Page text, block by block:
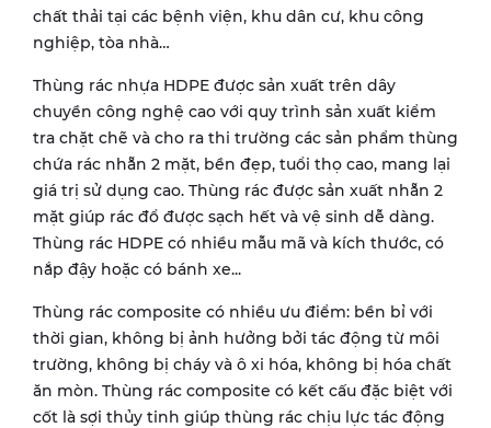
chất thải tại các bệnh viện, khu dân cư, khu công
nghiệp, tòa nhà…
Thùng rác nhựa HDPE được sản xuất trên dây
chuyền công nghệ cao với quy trình sản xuất kiểm
tra chặt chẽ và cho ra thi trường các sản phẩm thùng
chứa rác nhẵn 2 mặt, bền đẹp, tuổi thọ cao, mang lại
giá trị sử dụng cao. Thùng rác được sản xuất nhẵn 2
mặt giúp rác đổ được sạch hết và vệ sinh dễ dàng.
Thùng rác HDPE có nhiều mẫu mã và kích thước, có
nắp đậy hoặc có bánh xe...
Thùng rác composite có nhiều ưu điểm: bền bỉ với
thời gian, không bị ảnh hưởng bởi tác động từ môi
trường, không bị cháy và ô xi hóa, không bị hóa chất
ăn mòn. Thùng rác composite có kết cấu đặc biệt với
cốt là sợi thủy tinh giúp thùng rác chịu lực tác động